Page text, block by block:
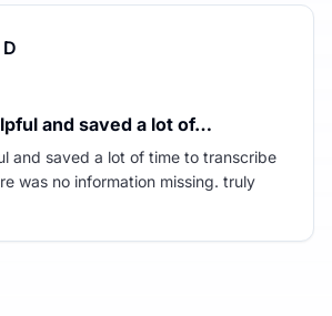
and saved a lot of…
and saved a lot of time to transcribe
was no information missing. truly